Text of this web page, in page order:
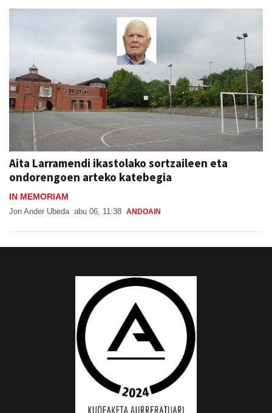
Aita Larramendi ikastolako sortzaileen eta
ondorengoen arteko katebegia
IN MEMORIAM
Jon Ander Ubeda abu 06, 11:38 ANDOAIN